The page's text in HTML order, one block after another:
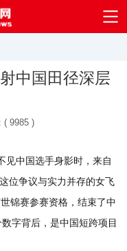
中国田径深层
( 9985 )
见中国选手身影时，来自
位争议与实力并存的女飞
锦赛参赛资格，结束了中
字背后，是中国短跨项目